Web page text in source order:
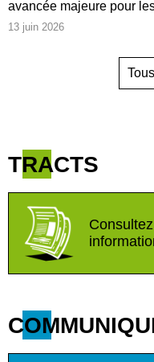
avancée majeure pour
13 juin 2026
TRACTS